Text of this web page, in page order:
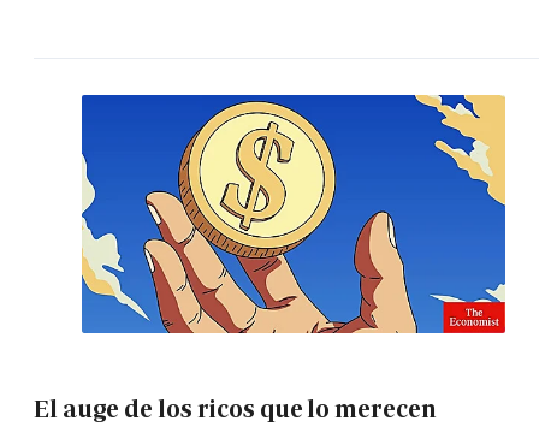
El auge de los ricos que lo merecen